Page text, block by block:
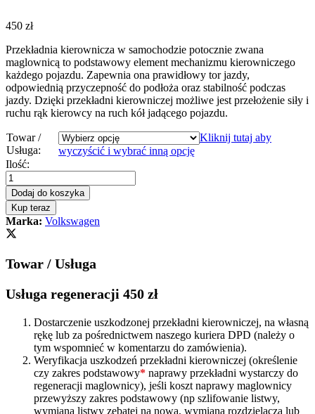
450 zł
Przekładnia kierownicza w samochodzie potocznie zwana
maglownicą to podstawowy element mechanizmu kierowniczego
każdego pojazdu. Zapewnia ona prawidłowy tor jazdy,
odpowiednią przyczepność do podłoża oraz stabilność podczas
jazdy. Dzięki przekładni kierowniczej możliwe jest przełożenie siły i
ruchu rąk kierowcy na ruch kół jadącego pojazdu.
Towar /
Usługa:
Kliknij tutaj aby
wyczyścić i wybrać inną opcję
Przekładnia
kierownicza
-
maglownica
VW
Volkswagen
New
1998
2010
Nowa
quantity
Ilość:
Dodaj do koszyka
Kup teraz
Marka: Volkswagen
Towar / Usługa
Usługa regeneracji 450 zł
Dostarczenie uszkodzonej przekładni kierowniczej, na własną
rękę lub za pośrednictwem naszego kuriera DPD (należy o
tym wspomnieć w komentarzu do zamówienia).
Weryfikacja uszkodzeń przekładni kierowniczej (określenie
czy zakres podstawowy* naprawy przekładni wystarczy do
regeneracji maglownicy), jeśli koszt naprawy maglownicy
przewyższy zakres podstawowy (np szlifowanie listwy,
wymiana listwy zębatej na nową, wymiana rozdzielacza lub